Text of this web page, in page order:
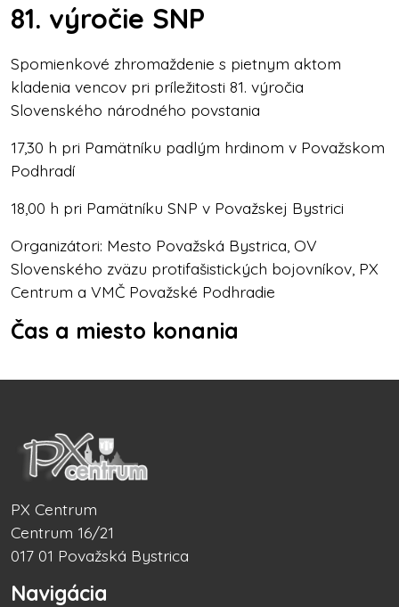
81. výročie SNP
Spomienkové zhromaždenie s pietnym aktom
kladenia vencov pri príležitosti 81. výročia
Slovenského národného povstania
17,30 h pri Pamätníku padlým hrdinom v Považskom
Podhradí
18,00 h pri Pamätníku SNP v Považskej Bystrici
Organizátori: Mesto Považská Bystrica, OV
Slovenského zväzu protifašistických bojovníkov, PX
Centrum a VMČ Považské Podhradie
Čas a miesto konania
PX Centrum
Centrum 16/21
017 01 Považská Bystrica
Navigácia